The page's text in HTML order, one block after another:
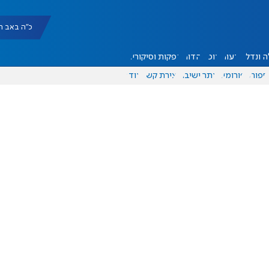
כ"ה באב תשפ"ו
ונדל"ן דעות אוכל יהדות הפקות וסיקורים
ספורט פורומים אתר ישיבה יצירת קשר עוד